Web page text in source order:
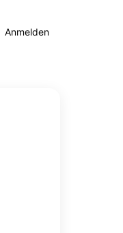
Anmelden